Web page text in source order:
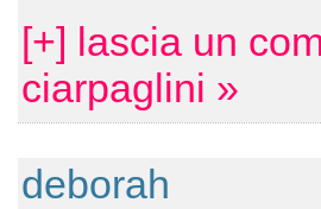
[+] lascia un
ciarpaglini »
deborah